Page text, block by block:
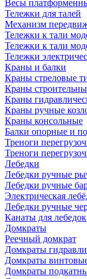
Весы
Тележки для талей
Механизм
Тележки к тали
Тележки к тали
Тележки
Краны и балки
Краны стреловые
Краны
Краны
Краны ручные
Краны консольные
Балки опорные и
Треноги
Треноги
Лебедки
Лебедки ручные
Лебедки ручные
Электрическая
Лебедки ручные
Канаты для лебедок
Домкраты
Реечный домкрат
Домкраты
Домкраты
Домкраты